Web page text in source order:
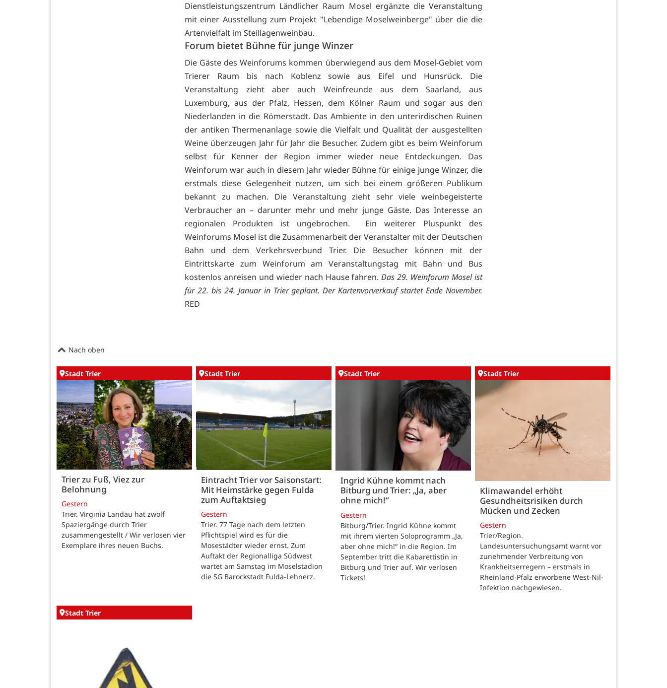
Dienstleistungszentrum Ländlicher Raum Mosel ergänzte die Veranstaltung
mit einer Ausstellung zum Projekt "Lebendige Moselweinberge" über die die
Artenvielfalt im Steillagenweinbau.
Forum bietet Bühne für junge Winzer
Die Gäste des Weinforums kommen überwiegend aus dem Mosel-Gebiet vom
Trierer Raum bis nach Koblenz sowie aus Eifel und Hunsrück. Die
Veranstaltung zieht aber auch Weinfreunde aus dem Saarland, aus
Luxemburg, aus der Pfalz, Hessen, dem Kölner Raum und sogar aus den
Niederlanden in die Römerstadt. Das Ambiente in den unterirdischen Ruinen
der antiken Thermenanlage sowie die Vielfalt und Qualität der ausgestellten
Weine überzeugen Jahr für Jahr die Besucher. Zudem gibt es beim Weinforum
selbst für Kenner der Region immer wieder neue Entdeckungen. Das
Weinforum war auch in diesem Jahr wieder Bühne für einige junge Winzer, die
erstmals diese Gelegenheit nutzen, um sich bei einem größeren Publikum
bekannt zu machen. Die Veranstaltung zieht sehr viele weinbegeisterte
Verbraucher an – darunter mehr und mehr junge Gäste. Das Interesse an
regionalen Produkten ist ungebrochen. Ein weiterer Pluspunkt des
Weinforums Mosel ist die Zusammenarbeit der Veranstalter mit der Deutschen
Bahn und dem Verkehrsverbund Trier. Die Besucher können mit der
Eintrittskarte zum Weinforum am Veranstaltungstag mit Bahn und Bus
kostenlos anreisen und wieder nach Hause fahren.Das 29. Weinforum Mosel ist
für 22. bis 24. Januar in Trier geplant. Der Kartenvorverkauf startet Ende November.
RED
Nach oben
Stadt Trier
Trier zu Fuß, Viez zur
Belohnung
Gestern
Trier. Virginia Landau hat zwölf
Spaziergänge durch Trier
zusammengestellt / Wir verlosen vier
Exemplare ihres neuen Buchs.
Stadt Trier
Eintracht Trier vor Saisonstart:
Mit Heimstärke gegen Fulda
zum Auftaktsieg
Gestern
Trier. 77 Tage nach dem letzten
Pflichtspiel wird es für die
Mosestädter wieder ernst. Zum
Auftakt der Regionalliga Südwest
wartet am Samstag im Moselstadion
die SG Barockstadt Fulda-Lehnerz.
Stadt Trier
Ingrid Kühne kommt nach
Bitburg und Trier: „Ja, aber
ohne mich!“
Gestern
Bitburg/Trier. Ingrid Kühne kommt
mit ihrem vierten Soloprogramm „Ja,
aber ohne mich!“ in die Region. Im
September tritt die Kabarettistin in
Bitburg und Trier auf. Wir verlosen
Tickets!
Stadt Trier
Klimawandel erhöht
Gesundheitsrisiken durch
Mücken und Zecken
Gestern
Trier/Region.
Landesuntersuchungsamt warnt vor
zunehmender Verbreitung von
Krankheitserregern – erstmals in
Rheinland-Pfalz erworbene West-Nil-
Infektion nachgewiesen.
Stadt Trier